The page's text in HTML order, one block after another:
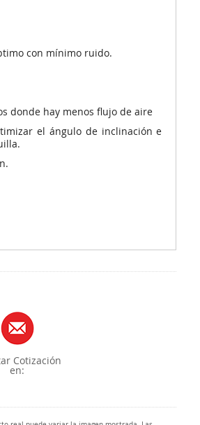
con mínimo ruido.
donde hay menos flujo de aire
el ángulo de inclinación e
Cotización
en: